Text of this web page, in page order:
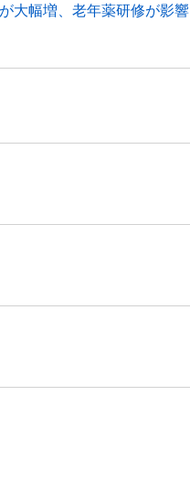
大幅増、老年薬研修が影響